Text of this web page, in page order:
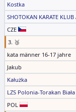
Kostka
SHOTOKAN KARATE KLUB
CZE
3. 🥉
kata männer 16-17 jahre
Jakub
Kałużka
LZS Polonia-Torakan Biała
POL